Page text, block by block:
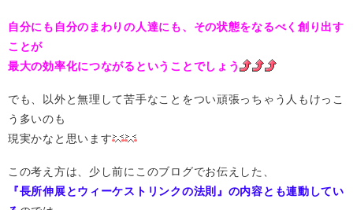
自分にも自分のまわりの人達にも、その状態をなるべく創り出す
ことが
最大の効率化につながるということでしょう
でも、以外と無理して苦手なことをつい頑張っちゃう人もけっこ
う多いのも
現実かなと思います
この考え方は、少し前にこのブログでお伝えした、
『長所伸展とウィーケストリンクの法則』の内容とも連動してい